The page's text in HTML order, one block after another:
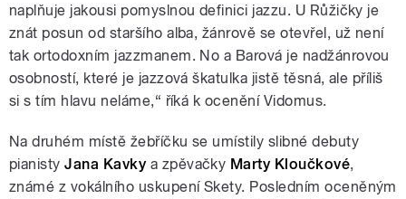
naplňuje jakousi pomyslnou definici jazzu. U Růžičky je
znát posun od staršího alba, žánrově se otevřel, už není
tak ortodoxním jazzmanem. No a Barová je nadžánrovou
osobností, které je jazzová škatulka jistě těsná, ale příliš
si s tím hlavu neláme,“ říká k ocenění Vidomus.
Na druhém místě žebříčku se umístily slibné debuty
pianistyJana Kavkya zpěvačky Marty Kloučkové,
známé z vokálního uskupení Skety. Posledním oceněným